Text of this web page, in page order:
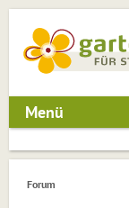
Menü
Forum